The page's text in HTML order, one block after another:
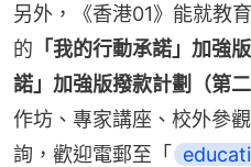
另外，《香港01》能就教
的 「我的行動承諾」加強
諾」加強版撥款計劃（第二
作坊、專家講座、校外參
詢，歡迎電郵至「